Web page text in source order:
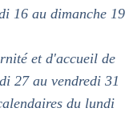
16 au dimanche 19
et d'accueil de
27 au vendredi 31
du lundi